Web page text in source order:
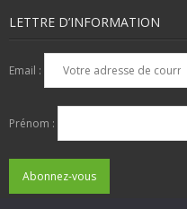
LETTRE D’INFORMATION
Email :
Prénom :